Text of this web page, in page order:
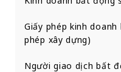
Giấy phép kinh
phép xây dựng)
Người giao dịch bất